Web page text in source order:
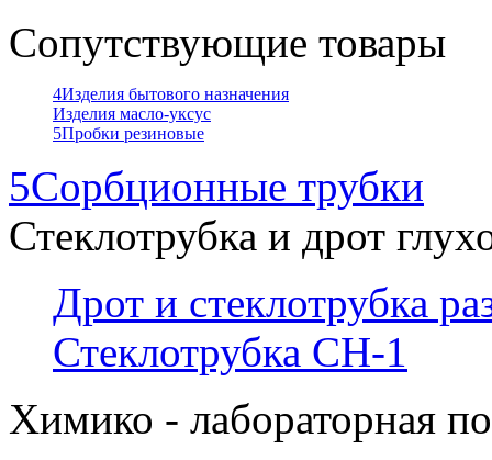
Сопутствующие товары
4Изделия бытового назначения
Изделия масло-уксус
5Пробки резиновые
5Сорбционные трубки
Стеклотрубка и дрот
Дрот и стеклотрубка
Стеклотрубка СН-1
Химико - лабораторная